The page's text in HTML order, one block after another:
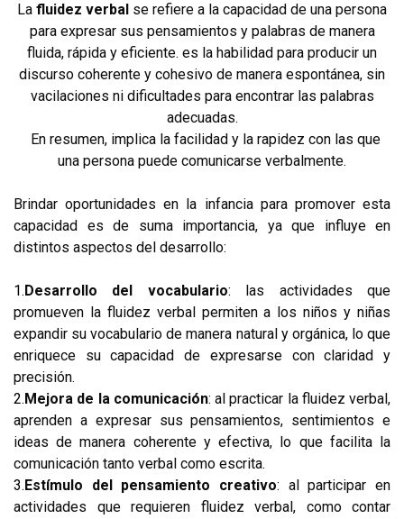
La fluidez verbal se refiere a la capacidad de una persona
para expresar sus pensamientos y palabras de manera
fluida, rápida y eficiente. es la habilidad para producir un
discurso coherente y cohesivo de manera espontánea, sin
vacilaciones ni dificultades para encontrar las palabras
adecuadas.
En resumen, implica la facilidad y la rapidez con las que
una persona puede comunicarse verbalmente.
Brindar oportunidades en la infancia para promover esta
capacidad es de suma importancia, ya que influye en
distintos aspectos del desarrollo:
1.Desarrollo del vocabulario: las actividades que
promueven la fluidez verbal permiten a los niños y niñas
expandir su vocabulario de manera natural y orgánica, lo que
enriquece su capacidad de expresarse con claridad y
precisión.
2.Mejora de la comunicación: al practicar la fluidez verbal,
aprenden a expresar sus pensamientos, sentimientos e
ideas de manera coherente y efectiva, lo que facilita la
comunicación tanto verbal como escrita.
3.Estímulo del pensamiento creativo: al participar en
actividades que requieren fluidez verbal, como contar